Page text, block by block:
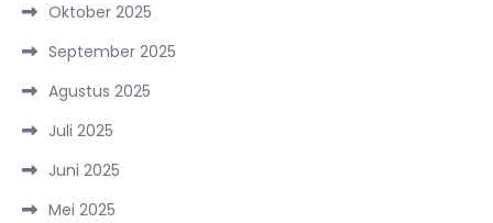
Oktober 2025
September 2025
Agustus 2025
Juli 2025
Juni 2025
Mei 2025